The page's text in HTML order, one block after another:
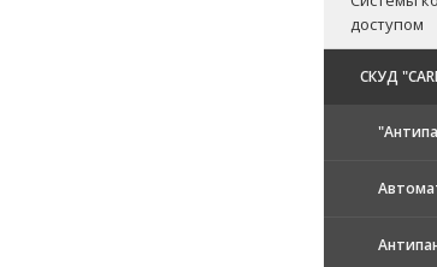
доступом
CКУД